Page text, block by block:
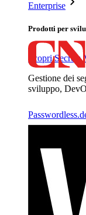
Enterprise
Prodotti per
Scopri Secrets
Gestione dei
sviluppo,
Scopri di più